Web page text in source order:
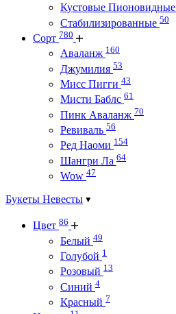
Кустовые Пионовидные
Стабилизированные 50
Сорт 780
Аваланж 160
Джумилия 53
Мисс Пигги 43
Мисти Баблс 61
Пинк Аваланж 70
Ревиваль 56
Ред Наоми 154
Шангри Ла 64
Wow 47
Букеты Невесты
Цвет 86
Белый 49
Голубой 1
Розовый 13
Синий 4
Красный 7